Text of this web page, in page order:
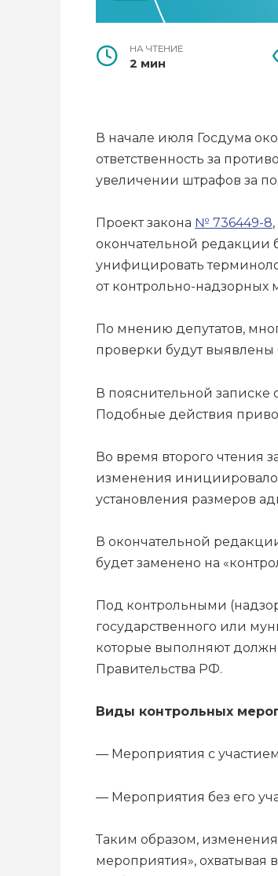
НА ЧТЕНИЕ
2 мин
В начале июля Госдума
ответственность за
увеличении штрафов за
Проект закона № 736449-8
окончательной редакции
унифицировать
от контрольно-
По мнению депутатов,
проверки будут
В пояснительной записке
Подобные действия
Во время второго чтения
изменения инициировало
установления размеров
В окончательной
будет заменено на
Под контрольными
государственного или
которые выполняют
Правительства РФ.
Виды контрольных
— Мероприятия с
— Мероприятия без его
Таким образом,
мероприятия»,